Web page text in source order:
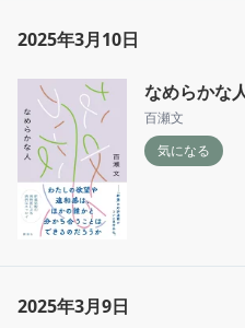
2025年3月10日
なめらかな
百瀬文
気になる
2025年3月9日